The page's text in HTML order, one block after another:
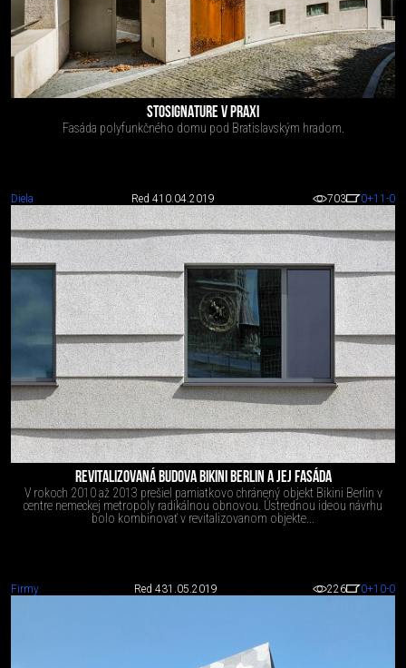
STOSIGNATURE V PRAXI
Fasáda polyfunkčného domu pod Bratislavským hradom.
Diela Red 410.04.2019 703 0+11 -0
REVITALIZOVANÁ BUDOVA BIKINI BERLIN A JEJ FASÁDA
V rokoch 2010 až 2013 prešiel pamiatkovo chránený objekt Bikini Berlin v
centre nemeckej metropoly radikálnou obnovou. Ústrednou ideou návrhu
bolo kombinovať v revitalizovanom objekte...
Firmy Red 431.05.2019 226 0+10-0